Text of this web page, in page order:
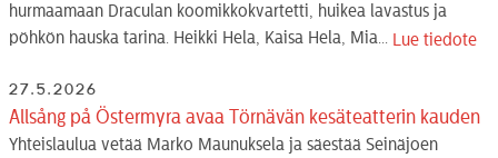
hurmaamaan Draculan koomikkokvartetti, huikea lavastus ja
pöhkön hauska tarina. Heikki Hela, Kaisa Hela, Mia...
Lue tiedote
27.5.2026
Allsång på Östermyra avaa Törnävän kesäteatterin kauden
Yhteislaulua vetää Marko Maunuksela ja säestää Seinäjoen